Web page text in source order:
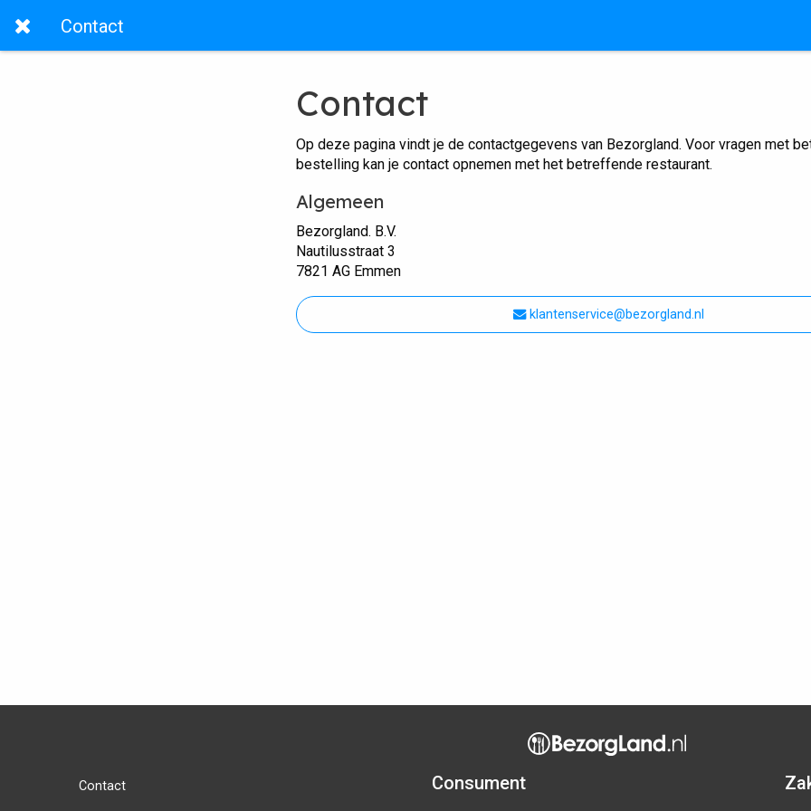
Contact
Contact
Op deze pagina vindt je de contactgegevens van Bezorgland. Voor vragen met
bestelling kan je contact opnemen met het betreffende restaurant.
Algemeen
Bezorgland. B.V.
Nautilusstraat 3
7821 AG Emmen
klantenservice@bezorgland.nl
Contact Consument